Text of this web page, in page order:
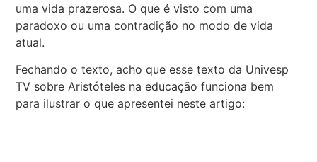
uma vida prazerosa. O que é visto com uma
paradoxo ou uma contradição no modo de vida
atual.
Fechando o texto, acho que esse texto da Univesp
TV sobre Aristóteles na educação funciona bem
para ilustrar o que apresentei neste artigo: